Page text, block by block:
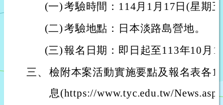
(一)考驗時間：114月1月17日(星期
(二)考驗地點：日本淡路島營地。
(三)報名日期：即日起至113年10月
三、 檢附本案活動實施要點及報名表各1
息(https://www.tyc.edu.tw/